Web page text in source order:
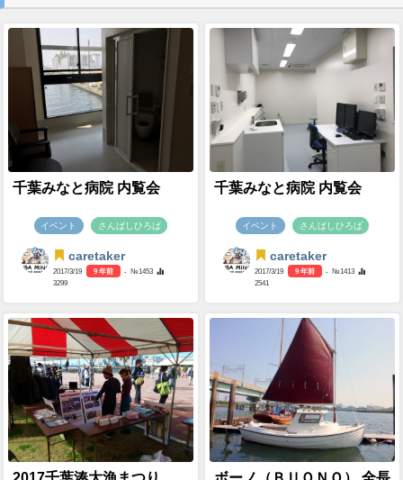
千葉みなと病院 内覧会
イベント さんばしひろば
caretaker
2017/3/19 9 年前
- №1453
3299
千葉みなと病院 内覧会
イベント さんばしひろば
caretaker
2017/3/19 9 年前
- №1413
2541